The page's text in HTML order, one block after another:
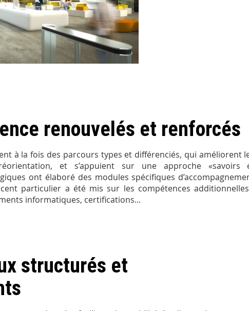
renouvelés et renforcés
à la fois des parcours types et différenciés, qui améliorent
et s’appuient sur une approche «savoirs
ont élaboré des modules spécifiques
particulier a été mis sur les compétences
informatiques, certifications...
structurés et